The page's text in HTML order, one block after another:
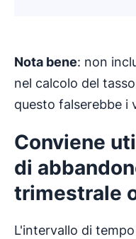
Nota bene: non
nel calcolo del
questo falserebbe i
Conviene
di
trimestrale
L'intervallo di